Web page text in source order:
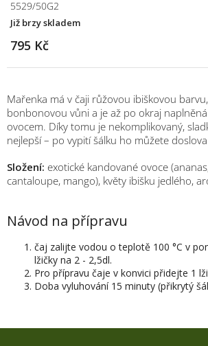
5529/50G2
795 Kč
Již brzy skladem
Mařenka má v čaji růžovou ibiškovou
bonbonovou vůni a je až po okraj
ovocem. Díky tomu je nekomplikovaný,
nejlepší – po vypití šálku ho můžete doslova
Složení: exotické kandované ovoce
cantaloupe, mango), květy ibišku jedlého,
Návod na přípravu
čaj zalijte vodou o teplotě 100 °C v
lžičky na 2 - 2,5dl.
Pro přípravu čaje v konvici přidejte 1
Doba vyluhování 15 minuty (přikrytý
Z